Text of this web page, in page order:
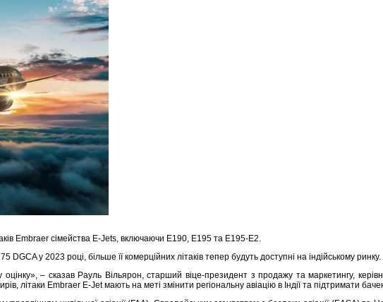
Embraer сімейства E-Jets, включаючи E190, E195 та E195-E2.
у 2023 році, більше її комерційних літаків тепер будуть доступні на індійському ринку.
– сказав Рауль Вільярон, старший віце-президент з продажу та маркетингу,
літаки Embraer E-Jet мають на меті змінити регіональну авіацію в Індії та підтримати